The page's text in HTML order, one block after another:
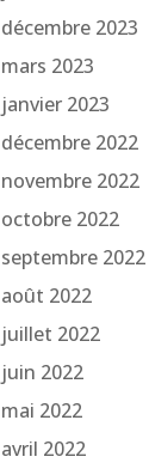
décembre 2023
mars 2023
janvier 2023
décembre 2022
novembre 2022
octobre 2022
septembre 2022
août 2022
juillet 2022
juin 2022
mai 2022
avril 2022